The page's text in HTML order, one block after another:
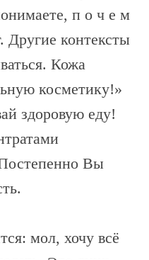
п о ч е м
Другие контексты
Кожа
косметику!»
здоровую еду!
Вы
мол, хочу всё